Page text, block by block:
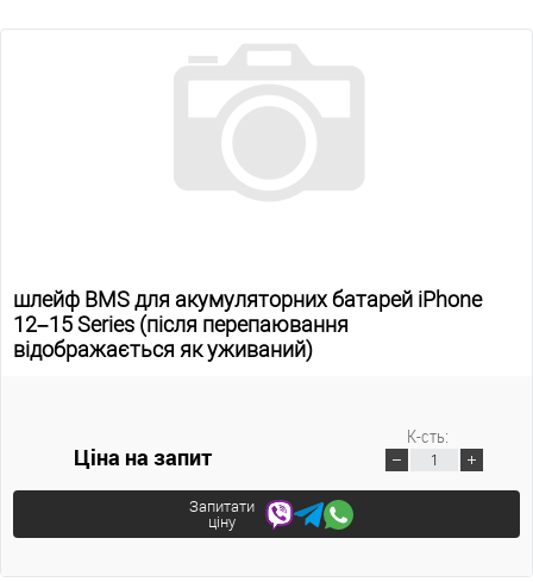
шлейф BMS для акумуляторних батарей iPhone
12–15 Series (після перепаювання
відображається як уживаний)
Ціна на запит
Запитати
ціну
К-сть: